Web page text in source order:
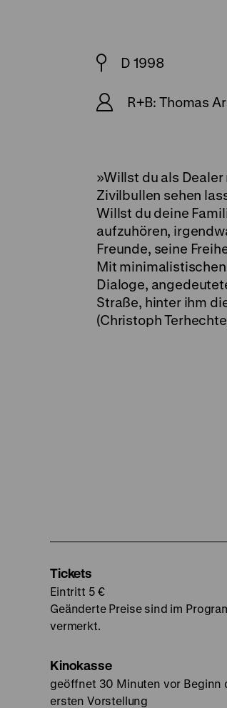
D 1998
R+B: Thomas
»Willst du als
Zivilbullen sehen
Willst du deine
aufzuhören,
Freunde, seine
Mit
Dialoge,
Straße, hinter ihm
(Christoph
Tickets
Eintritt 5 €
Geänderte Preise sind im
vermerkt.
Kinokasse
geöffnet 30 Minuten vor Beginn
ersten Vorstellung